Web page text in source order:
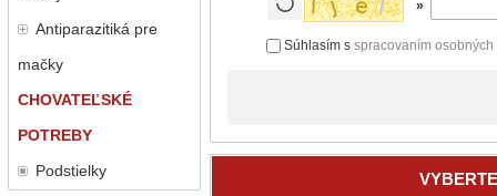
Antiparazitiká pre
mačky
CHOVATEĽSKÉ
POTREBY
Podstielky
»
Súhlasím sspracovaním